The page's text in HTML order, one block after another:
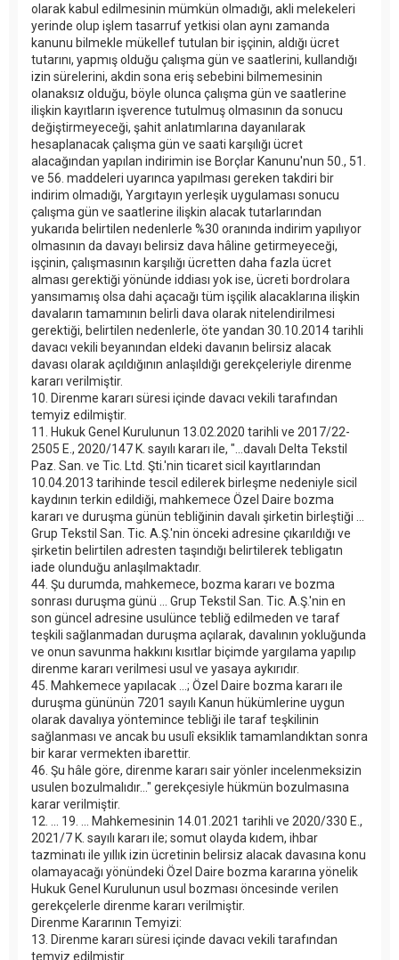
olarak kabul edilmesinin mümkün olmadığı, akli melekeleri
yerinde olup işlem tasarruf yetkisi olan aynı zamanda
kanunu bilmekle mükellef tutulan bir işçinin, aldığı ücret
tutarını, yapmış olduğu çalışma gün ve saatlerini, kullandığı
izin sürelerini, akdin sona eriş sebebini bilmemesinin
olanaksız olduğu, böyle olunca çalışma gün ve saatlerine
ilişkin kayıtların işverence tutulmuş olmasının da sonucu
değiştirmeyeceği, şahit anlatımlarına dayanılarak
hesaplanacak çalışma gün ve saati karşılığı ücret
alacağından yapılan indirimin ise Borçlar Kanunu'nun 50., 51.
ve 56. maddeleri uyarınca yapılması gereken takdiri bir
indirim olmadığı, Yargıtayın yerleşik uygulaması sonucu
çalışma gün ve saatlerine ilişkin alacak tutarlarından
yukarıda belirtilen nedenlerle %30 oranında indirim yapılıyor
olmasının da davayı belirsiz dava hâline getirmeyeceği,
işçinin, çalışmasının karşılığı ücretten daha fazla ücret
alması gerektiği yönünde iddiası yok ise, ücreti bordrolara
yansımamış olsa dahi açacağı tüm işçilik alacaklarına ilişkin
davaların tamamının belirli dava olarak nitelendirilmesi
gerektiği, belirtilen nedenlerle, öte yandan 30.10.2014 tarihli
davacı vekili beyanından eldeki davanın belirsiz alacak
davası olarak açıldığının anlaşıldığı gerekçeleriyle direnme
kararı verilmiştir.
10. Direnme kararı süresi içinde davacı vekili tarafından
temyiz edilmiştir.
11. Hukuk Genel Kurulunun 13.02.2020 tarihli ve 2017/22-
2505 E., 2020/147 K. sayılı kararı ile, "…davalı Delta Tekstil
Paz. San. ve Tic. Ltd. Şti.'nin ticaret sicil kayıtlarından
10.04.2013 tarihinde tescil edilerek birleşme nedeniyle sicil
kaydının terkin edildiği, mahkemece Özel Daire bozma
kararı ve duruşma günün tebliğinin davalı şirketin birleştiği ...
Grup Tekstil San. Tic. A.Ş.'nin önceki adresine çıkarıldığı ve
şirketin belirtilen adresten taşındığı belirtilerek tebligatın
iade olunduğu anlaşılmaktadır.
44. Şu durumda, mahkemece, bozma kararı ve bozma
sonrası duruşma günü ... Grup Tekstil San. Tic. A.Ş.'nin en
son güncel adresine usulünce tebliğ edilmeden ve taraf
teşkili sağlanmadan duruşma açılarak, davalının yokluğunda
ve onun savunma hakkını kısıtlar biçimde yargılama yapılıp
direnme kararı verilmesi usul ve yasaya aykırıdır.
45. Mahkemece yapılacak ...; Özel Daire bozma kararı ile
duruşma gününün 7201 sayılı Kanun hükümlerine uygun
olarak davalıya yöntemince tebliği ile taraf teşkilinin
sağlanması ve ancak bu usulî eksiklik tamamlandıktan sonra
bir karar vermekten ibarettir.
46. Şu hâle göre, direnme kararı sair yönler incelenmeksizin
usulen bozulmalıdır…" gerekçesiyle hükmün bozulmasına
karar verilmiştir.
12. ... 19. ... Mahkemesinin 14.01.2021 tarihli ve 2020/330 E.,
2021/7 K. sayılı kararı ile; somut olayda kıdem, ihbar
tazminatı ile yıllık izin ücretinin belirsiz alacak davasına konu
olamayacağı yönündeki Özel Daire bozma kararına yönelik
Hukuk Genel Kurulunun usul bozması öncesinde verilen
gerekçelerle direnme kararı verilmiştir.
Direnme Kararının Temyizi:
13. Direnme kararı süresi içinde davacı vekili tarafından
temyiz edilmiştir.